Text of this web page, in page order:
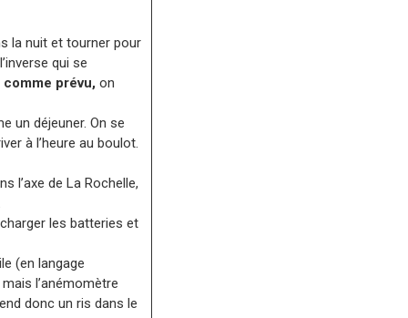
la nuit et tourner pour
qui se
comme prévu, on
un déjeuner. On se
à l’heure au boulot.
l’axe de La Rochelle,
les batteries et
(en langage
l’anémomètre
donc un ris dans le